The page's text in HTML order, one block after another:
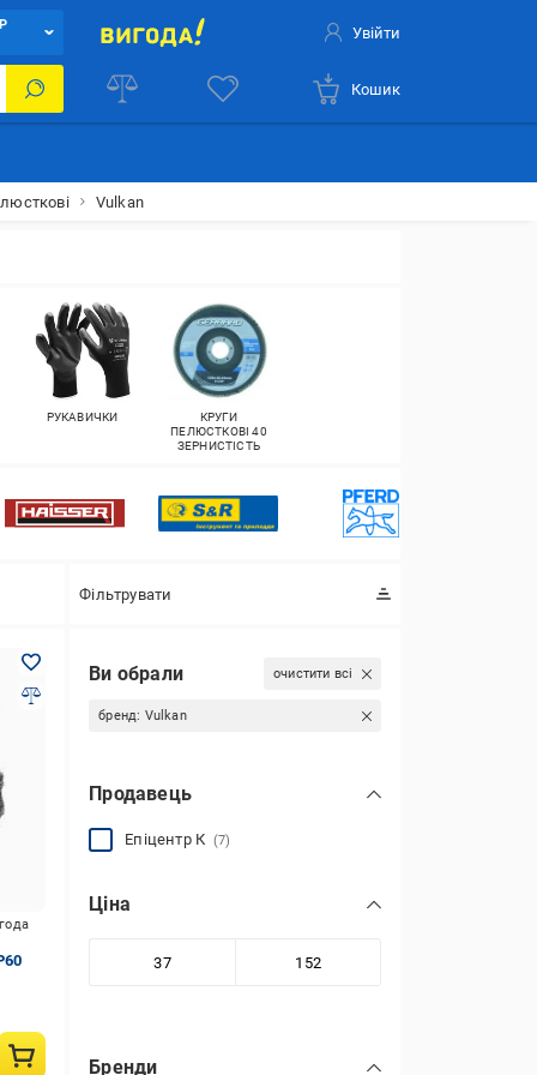
Увійти
Кошик
Vulkan
РУКАВИЧКИ
КРУГИ
ПЕЛЮСТКОВІ 40
ЗЕРНИСТІСТЬ
Фільтрувати
Ви обрали очистити всі
бренд: Vulkan
Продавець
Епіцентр К (7)
Ціна
Бренди